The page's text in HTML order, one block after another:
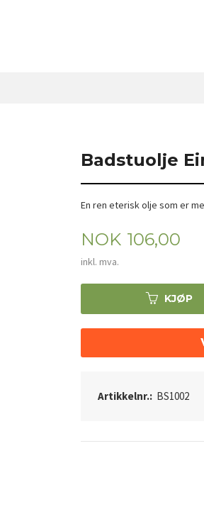
Badstuolje
En ren eterisk olje som er
Pris
NOK 106,00
inkl. mva.
KJØP
Artikkelnr.: BS1002